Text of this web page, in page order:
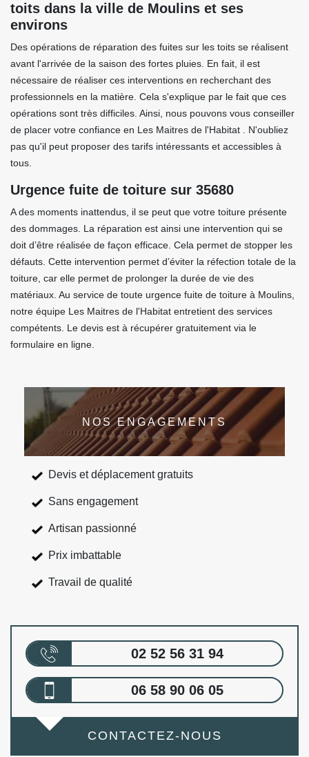
toits dans la ville de Moulins et ses
environs
Des opérations de réparation des fuites sur les toits se réalisent
avant l'arrivée de la saison des fortes pluies. En fait, il est
nécessaire de réaliser ces interventions en recherchant des
professionnels en la matière. Cela s'explique par le fait que ces
opérations sont très difficiles. Ainsi, nous pouvons vous conseiller
de placer votre confiance en Les Maitres de l'Habitat . N'oubliez
pas qu'il peut proposer des tarifs intéressants et accessibles à
tous.
Urgence fuite de toiture sur 35680
A des moments inattendus, il se peut que votre toiture présente
des dommages. La réparation est ainsi une intervention qui se
doit d’être réalisée de façon efficace. Cela permet de stopper les
défauts. Cette intervention permet d’éviter la réfection totale de la
toiture, car elle permet de prolonger la durée de vie des
matériaux. Au service de toute urgence fuite de toiture à Moulins,
notre équipe Les Maitres de l'Habitat entretient des services
compétents. Le devis est à récupérer gratuitement via le
formulaire en ligne.
NOS ENGAGEMENTS
Devis et déplacement gratuits
Sans engagement
Artisan passionné
Prix imbattable
Travail de qualité
02 52 56 31 94
06 58 90 06 05
CONTACTEZ-NOUS